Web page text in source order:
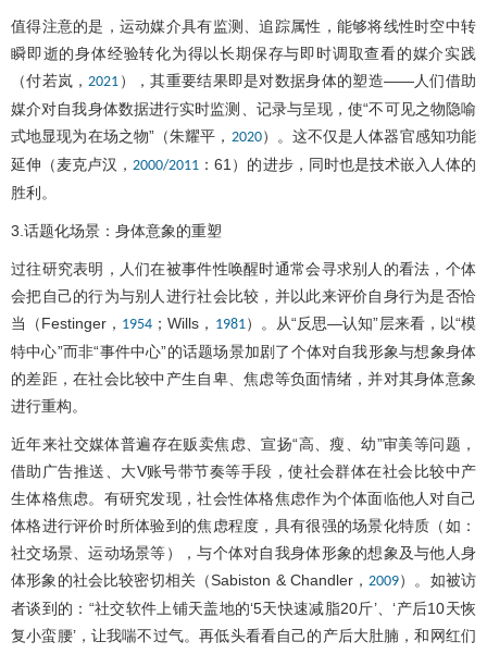
值得注意的是，运动媒介具有监测、追踪属性，能够将线性时空中转
瞬即逝的身体经验转化为得以长期保存与即时调取查看的媒介实践
（付若岚， 2021 ），其重要结果即是对数据身体的塑造——人们借助
媒介对自我身体数据进行实时监测、记录与呈现，使“不可见之物隐喻
式地显现为在场之物”（朱耀平， 2020）。这不仅是人体器官感知功能
延伸（麦克卢汉， 2000/2011 ：61）的进步，同时也是技术嵌入人体的
胜利。
3.话题化场景：身体意象的重塑
过往研究表明，人们在被事件性唤醒时通常会寻求别人的看法，个体
会把自己的行为与别人进行社会比较，并以此来评价自身行为是否恰
当（Festinger， 1954 ；Wills， 1981）。从“反思—认知”层来看，以“模
特中心”而非“事件中心”的话题场景加剧了个体对自我形象与想象身体
的差距，在社会比较中产生自卑、焦虑等负面情绪，并对其身体意象
进行重构。
近年来社交媒体普遍存在贩卖焦虑、宣扬“高、瘦、幼”审美等问题，
借助广告推送、大V账号带节奏等手段，使社会群体在社会比较中产
生体格焦虑。有研究发现，社会性体格焦虑作为个体面临他人对自己
体格进行评价时所体验到的焦虑程度，具有很强的场景化特质（如：
社交场景、运动场景等），与个体对自我身体形象的想象及与他人身
体形象的社会比较密切相关（Sabiston & Chandler， 2009）。如被访
者谈到的：“社交软件上铺天盖地的‘5天快速减脂20斤’、‘产后10天恢
复小蛮腰’，让我喘不过气。再低头看看自己的产后大肚腩，和网红们